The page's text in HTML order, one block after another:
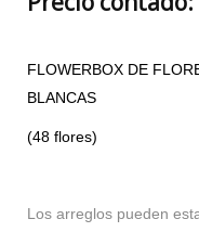
FLOWERBOX DE
BLANCAS
(48 flores)
Los arreglos pueden